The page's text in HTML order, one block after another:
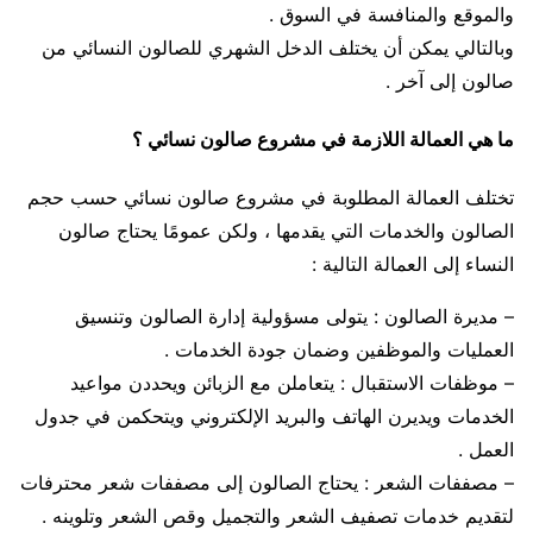
والموقع والمنافسة في السوق .
وبالتالي يمكن أن يختلف الدخل الشهري للصالون النسائي من
صالون إلى آخر .
ما هي العمالة اللازمة في مشروع صالون نسائي ؟
تختلف العمالة المطلوبة في مشروع صالون نسائي حسب حجم
الصالون والخدمات التي يقدمها ، ولكن عمومًا يحتاج صالون
النساء إلى العمالة التالية :
– مديرة الصالون : يتولى مسؤولية إدارة الصالون وتنسيق
العمليات والموظفين وضمان جودة الخدمات .
– موظفات الاستقبال : يتعاملن مع الزبائن ويحددن مواعيد
الخدمات ويديرن الهاتف والبريد الإلكتروني ويتحكمن في جدول
العمل .
– مصففات الشعر : يحتاج الصالون إلى مصففات شعر محترفات
لتقديم خدمات تصفيف الشعر والتجميل وقص الشعر وتلوينه .